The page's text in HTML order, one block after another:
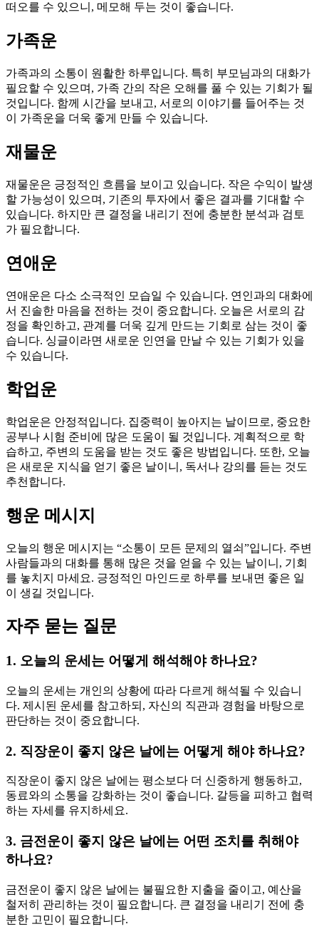
떠오를 수 있으니, 메모해 두는 것이 좋습니다.
가족운
가족과의 소통이 원활한 하루입니다. 특히 부모님과의 대화가
필요할 수 있으며, 가족 간의 작은 오해를 풀 수 있는 기회가 될
것입니다. 함께 시간을 보내고, 서로의 이야기를 들어주는 것
이 가족운을 더욱 좋게 만들 수 있습니다.
재물운
재물운은 긍정적인 흐름을 보이고 있습니다. 작은 수익이 발생
할 가능성이 있으며, 기존의 투자에서 좋은 결과를 기대할 수
있습니다. 하지만 큰 결정을 내리기 전에 충분한 분석과 검토
가 필요합니다.
연애운
연애운은 다소 소극적인 모습일 수 있습니다. 연인과의 대화에
서 진솔한 마음을 전하는 것이 중요합니다. 오늘은 서로의 감
정을 확인하고, 관계를 더욱 깊게 만드는 기회로 삼는 것이 좋
습니다. 싱글이라면 새로운 인연을 만날 수 있는 기회가 있을
수 있습니다.
학업운
학업운은 안정적입니다. 집중력이 높아지는 날이므로, 중요한
공부나 시험 준비에 많은 도움이 될 것입니다. 계획적으로 학
습하고, 주변의 도움을 받는 것도 좋은 방법입니다. 또한, 오늘
은 새로운 지식을 얻기 좋은 날이니, 독서나 강의를 듣는 것도
추천합니다.
행운 메시지
오늘의 행운 메시지는 “소통이 모든 문제의 열쇠”입니다. 주변
사람들과의 대화를 통해 많은 것을 얻을 수 있는 날이니, 기회
를 놓치지 마세요. 긍정적인 마인드로 하루를 보내면 좋은 일
이 생길 것입니다.
자주 묻는 질문
1. 오늘의 운세는 어떻게 해석해야 하나요?
오늘의 운세는 개인의 상황에 따라 다르게 해석될 수 있습니
다. 제시된 운세를 참고하되, 자신의 직관과 경험을 바탕으로
판단하는 것이 중요합니다.
2. 직장운이 좋지 않은 날에는 어떻게 해야 하나요?
직장운이 좋지 않은 날에는 평소보다 더 신중하게 행동하고,
동료와의 소통을 강화하는 것이 좋습니다. 갈등을 피하고 협력
하는 자세를 유지하세요.
3. 금전운이 좋지 않은 날에는 어떤 조치를 취해야
하나요?
금전운이 좋지 않은 날에는 불필요한 지출을 줄이고, 예산을
철저히 관리하는 것이 필요합니다. 큰 결정을 내리기 전에 충
분한 고민이 필요합니다.